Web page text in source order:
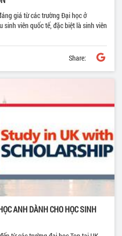
giá từ các trường Đại học ở
sinh viên quốc tế, đặc biệt là sinh viên
Share:
ANH DÀNH CHO HỌC SINH